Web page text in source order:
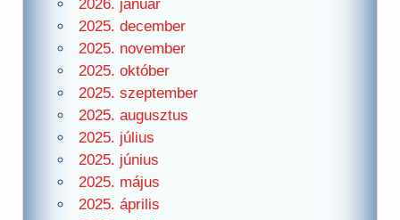
2026. január
2025. december
2025. november
2025. október
2025. szeptember
2025. augusztus
2025. július
2025. június
2025. május
2025. április